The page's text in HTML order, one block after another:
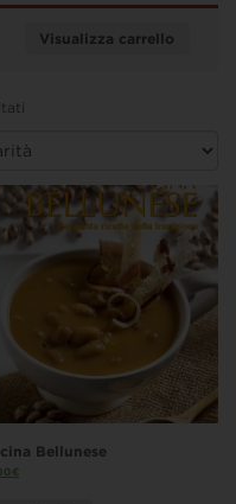
Visualizza carrello
Bellunese
€